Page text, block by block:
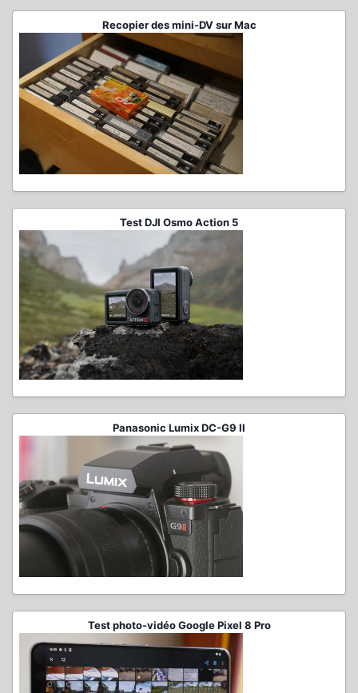
Recopier des mini-DV sur Mac
Test DJI Osmo Action 5
Panasonic Lumix DC-G9 II
Test photo-vidéo Google Pixel 8 Pro